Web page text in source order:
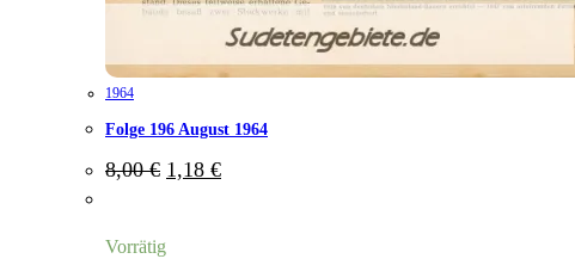
1964
Folge 196 August 1964
8,00€ Ursprünglicher
Preis
1,18 €Aktueller
Preis
Vorrätig